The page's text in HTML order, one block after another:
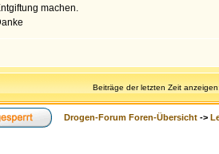
machen.
Beiträge der letzten Zeit
Drogen-Forum Foren-Übersicht ->